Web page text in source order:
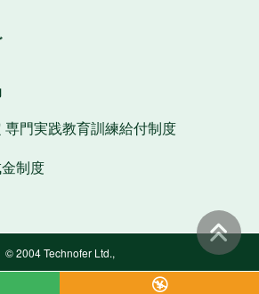
門実践教育訓練給付制度
制度
© 2004 Technofer Ltd.,